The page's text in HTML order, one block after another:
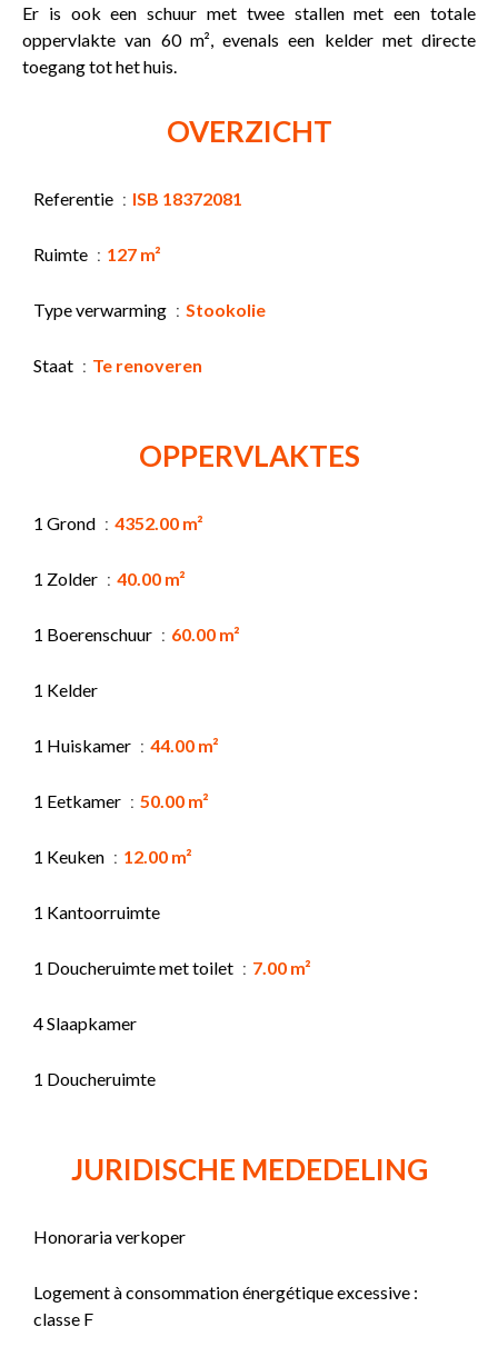
Er is ook een schuur met twee stallen met een totale
oppervlakte van 60 m², evenals een kelder met directe
toegang tot het huis.
OVERZICHT
Referentie ISB 18372081
Ruimte 127 m²
Type verwarming Stookolie
Staat Te renoveren
OPPERVLAKTES
1 Grond 4352.00 m²
1 Zolder 40.00 m²
1 Boerenschuur 60.00 m²
1 Kelder
1 Huiskamer 44.00 m²
1 Eetkamer 50.00 m²
1 Keuken 12.00 m²
1 Kantoorruimte
1 Doucheruimte met toilet 7.00 m²
4 Slaapkamer
1 Doucheruimte
JURIDISCHE MEDEDELING
Honoraria verkoper
Logement à consommation énergétique excessive :
classe F